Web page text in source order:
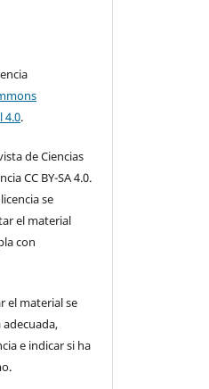
4.0.
de Ciencias
CC BY-SA 4.0.
se
el material
con
el material se
e indicar si ha